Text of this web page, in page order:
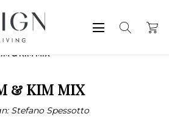
& KIM MIX
& KIM MIX
Stefano Spessotto